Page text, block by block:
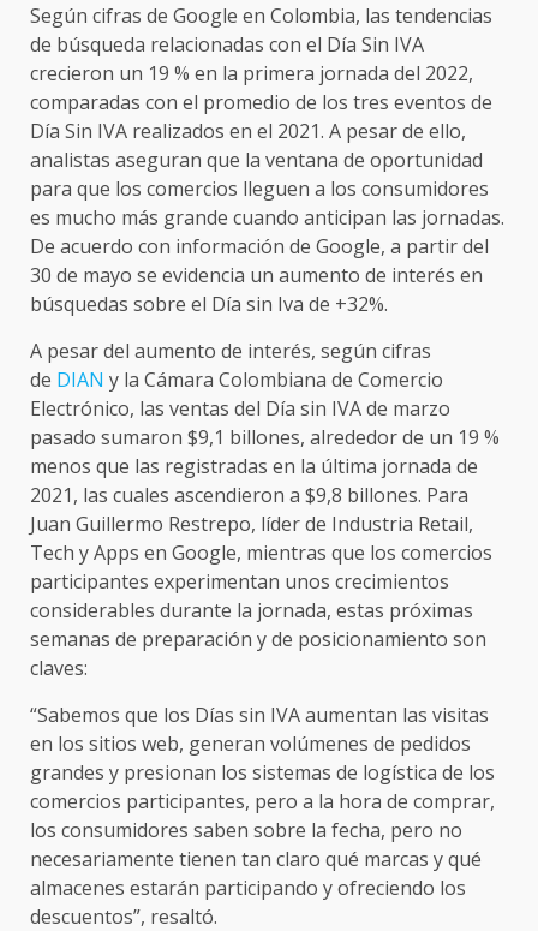
Según cifras de Google en Colombia, las tendencias
de búsqueda relacionadas con el Día Sin IVA
crecieron un 19 % en la primera jornada del 2022,
comparadas con el promedio de los tres eventos de
Día Sin IVA realizados en el 2021. A pesar de ello,
analistas aseguran que la ventana de oportunidad
para que los comercios lleguen a los consumidores
es mucho más grande cuando anticipan las jornadas.
De acuerdo con información de Google, a partir del
30 de mayo se evidencia un aumento de interés en
búsquedas sobre el Día sin Iva de +32%.
A pesar del aumento de interés, según cifras
de DIAN y la Cámara Colombiana de Comercio
Electrónico, las ventas del Día sin IVA de marzo
pasado sumaron $9,1 billones, alrededor de un 19 %
menos que las registradas en la última jornada de
2021, las cuales ascendieron a $9,8 billones. Para
Juan Guillermo Restrepo, líder de Industria Retail,
Tech y Apps en Google, mientras que los comercios
participantes experimentan unos crecimientos
considerables durante la jornada, estas próximas
semanas de preparación y de posicionamiento son
claves:
“Sabemos que los Días sin IVA aumentan las visitas
en los sitios web, generan volúmenes de pedidos
grandes y presionan los sistemas de logística de los
comercios participantes, pero a la hora de comprar,
los consumidores saben sobre la fecha, pero no
necesariamente tienen tan claro qué marcas y qué
almacenes estarán participando y ofreciendo los
descuentos”, resaltó.